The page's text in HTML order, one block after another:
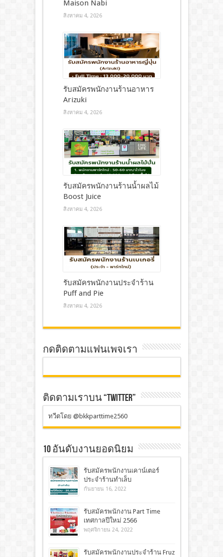
Maison Nabi
สิงหาคม 4, 2026
รับสมัครพนักงานร้านอาหาร
Arizuki
สิงหาคม 4, 2026
รับสมัครพนักงานร้านน้ำผลไม้
Boost Juice
สิงหาคม 4, 2026
รับสมัครพนักงานประจำร้าน
Puff and Pie
สิงหาคม 4, 2026
กดติดตามแฟนเพจเรา
ติดตามเราบน “TWITTER”
ทวีตโดย @bkkparttime2560
10 อันดับงานยอดนิยม
รับสมัครพนักงานเคาน์เตอร์
ประจำร้านทำเล็บ
กันยายน 16, 2022
รับสมัครพนักงาน Part Time
เทศกาลปีใหม่ 2566
พฤศจิกายน 24, 2022
รับสมัครพนักงานประจำร้าน Fruz